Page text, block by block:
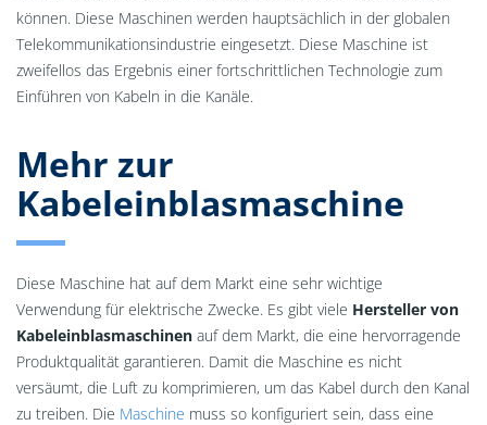
können. Diese Maschinen werden hauptsächlich in der globalen
Telekommunikationsindustrie eingesetzt. Diese Maschine ist
zweifellos das Ergebnis einer fortschrittlichen Technologie zum
Einführen von Kabeln in die Kanäle.
Mehr zur
Kabeleinblasmaschine
Diese Maschine hat auf dem Markt eine sehr wichtige
Verwendung für elektrische Zwecke. Es gibt viele Hersteller von
Kabeleinblasmaschinen auf dem Markt, die eine hervorragende
Produktqualität garantieren. Damit die Maschine es nicht
versäumt, die Luft zu komprimieren, um das Kabel durch den Kanal
zu treiben. Die Maschine muss so konfiguriert sein, dass eine